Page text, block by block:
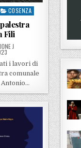
COSENZA
Fili
J
i lavori di
comunale
Antonio…